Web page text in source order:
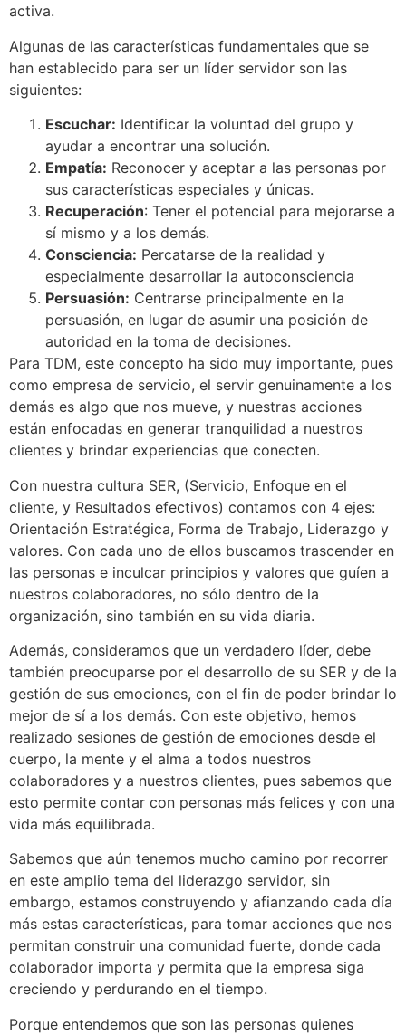
activa.
Algunas de las características fundamentales que se
han establecido para ser un líder servidor son las
siguientes:
Escuchar: Identificar la voluntad del grupo y
ayudar a encontrar una solución.
Empatía: Reconocer y aceptar a las personas por
sus características especiales y únicas.
Recuperación: Tener el potencial para mejorarse a
sí mismo y a los demás.
Consciencia: Percatarse de la realidad y
especialmente desarrollar la autoconsciencia
Persuasión: Centrarse principalmente en la
persuasión, en lugar de asumir una posición de
autoridad en la toma de decisiones.
Para TDM, este concepto ha sido muy importante, pues
como empresa de servicio, el servir genuinamente a los
demás es algo que nos mueve, y nuestras acciones
están enfocadas en generar tranquilidad a nuestros
clientes y brindar experiencias que conecten.
Con nuestra cultura SER, (Servicio, Enfoque en el
cliente, y Resultados efectivos) contamos con 4 ejes:
Orientación Estratégica, Forma de Trabajo, Liderazgo y
valores. Con cada uno de ellos buscamos trascender en
las personas e inculcar principios y valores que guíen a
nuestros colaboradores, no sólo dentro de la
organización, sino también en su vida diaria.
Además, consideramos que un verdadero líder, debe
también preocuparse por el desarrollo de su SER y de la
gestión de sus emociones, con el fin de poder brindar lo
mejor de sí a los demás. Con este objetivo, hemos
realizado sesiones de gestión de emociones desde el
cuerpo, la mente y el alma a todos nuestros
colaboradores y a nuestros clientes, pues sabemos que
esto permite contar con personas más felices y con una
vida más equilibrada.
Sabemos que aún tenemos mucho camino por recorrer
en este amplio tema del liderazgo servidor, sin
embargo, estamos construyendo y afianzando cada día
más estas características, para tomar acciones que nos
permitan construir una comunidad fuerte, donde cada
colaborador importa y permita que la empresa siga
creciendo y perdurando en el tiempo.
Porque entendemos que son las personas quienes